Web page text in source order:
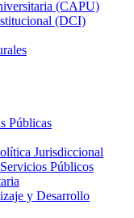
(CAPU)
(DCI)
Públicas
Jurisdiccional
Públicos
y Desarrollo